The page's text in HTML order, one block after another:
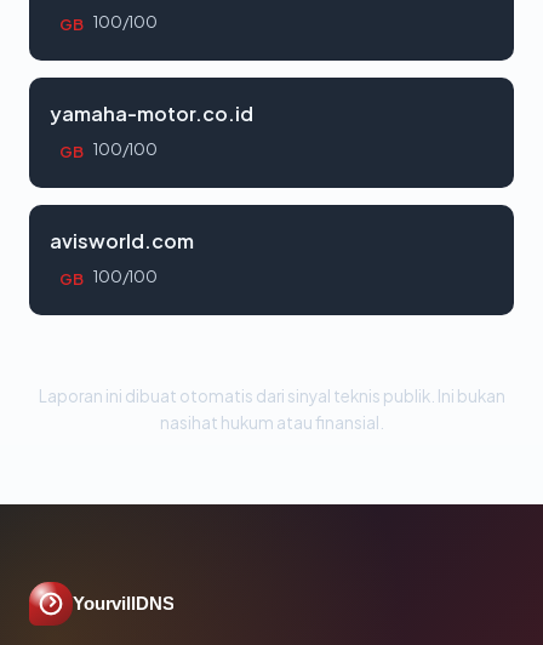
GB 100/100
yamaha-motor.co.id
GB 100/100
avisworld.com
GB 100/100
Laporan ini dibuat otomatis dari sinyal teknis publik. Ini bukan
nasihat hukum atau finansial.
YourvillDNS